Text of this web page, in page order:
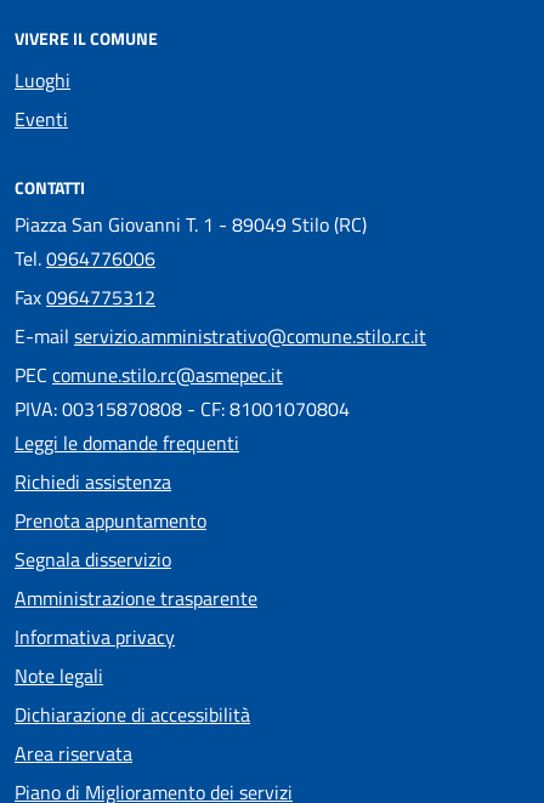
VIVERE IL COMUNE
Luoghi
Eventi
CONTATTI
Piazza San Giovanni T. 1 - 89049 Stilo (RC)
Tel.0964776006
Fax0964775312
E-mail servizio.amministrativo@comune.stilo.rc.it
PEC comune.stilo.rc@asmepec.it
PIVA: 00315870808 - CF: 81001070804
Leggi le domande frequenti
Richiedi assistenza
Prenota appuntamento
Segnala disservizio
Amministrazione trasparente
Informativa privacy
Note legali
Dichiarazione di accessibilità
Area riservata
Piano di Miglioramento dei servizi